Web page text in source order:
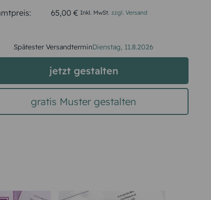
65,00 € Inkl. MwSt. zzgl. Versand
Spätester VersandterminDienstag, 11.8.2026
jetzt gestalten
gratis Muster gestalten